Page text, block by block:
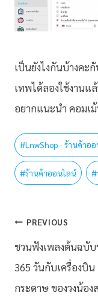
เป็นยังไงกันบ้างคะ
เทพได้ลองใช้งานแ
อยากแนะนำ คอมเ
#LnwShop - ร้านค้าอ
#ร้านค้าออนไลน์ #
PREVIOUS
ชวนฟังเพลงต้นฉบับ
365 วันกับเครื่องบิน
กระดาษ ของวงน้อง